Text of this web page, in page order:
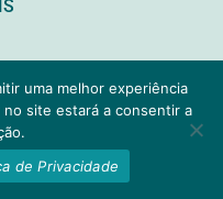
de ajuda?
1
uma melhor experiência
site estará a consentir a
de Privacidade